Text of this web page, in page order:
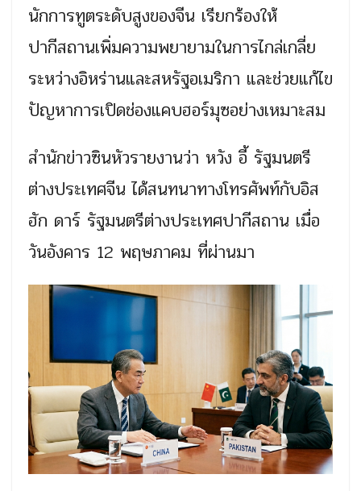
นักการทูตระดับสูงของจีน เรียกร้องให้
ปากีสถานเพิ่มความพยายามในการไกล่เกลี่ย
ระหว่างอิหร่านและสหรัฐอเมริกา และช่วยแก้ไข
ปัญหาการเปิดช่องแคบฮอร์มุซอย่างเหมาะสม
สำนักข่าวซินหัวรายงานว่า หวัง อี้ รัฐมนตรี
ต่างประเทศจีน ได้สนทนาทางโทรศัพท์กับอิส
ฮัก ดาร์ รัฐมนตรีต่างประเทศปากีสถาน เมื่อ
วันอังคาร 12 พฤษภาคม ที่ผ่านมา